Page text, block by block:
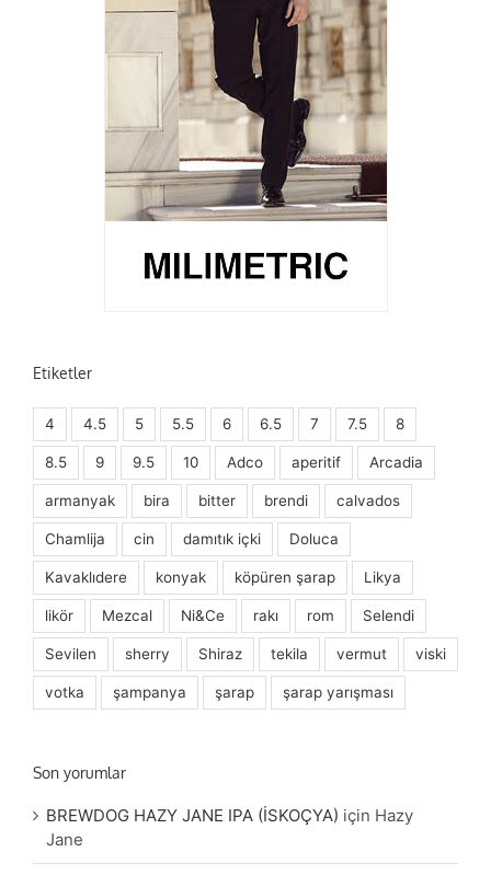
Etiketler
4 4.5 5 5.5 6 6.5 7 7.5 8
8.5 9 9.5 10 Adco aperitif Arcadia
armanyak bira bitter brendi calvados
Chamlija cin damıtık içki Doluca
Kavaklıdere konyak köpüren şarap Likya
likör Mezcal Ni&Ce rakı rom Selendi
Sevilen sherry Shiraz tekila vermut viski
votka şampanya şarap şarap yarışması
Son yorumlar
BREWDOG HAZY JANE IPA (İSKOÇYA) için Hazy
Jane